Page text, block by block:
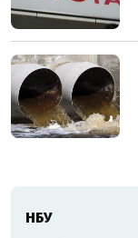
НБУ